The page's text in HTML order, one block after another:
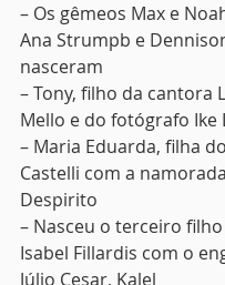
– Os gêmeos Max e
Ana Strumpb e
nasceram
– Tony, filho da cantora
Mello e do fotógrafo Ike
– Maria Eduarda, filha
Castelli com a
Despirito
– Nasceu o terceiro
Isabel Fillardis com o
Júlio Cesar, Kalel